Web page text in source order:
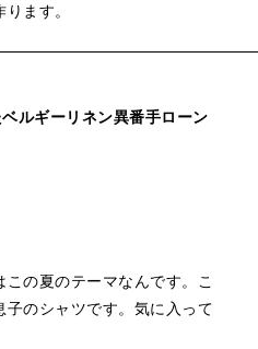
ます。
ルギーリネン異番手ローン
の夏のテーマなんです。こ
のシャツです。気に入って